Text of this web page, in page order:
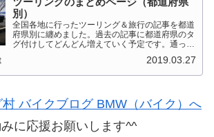
ツーリングのまとめページ（都道府県
別）
全国各地に行ったツーリング＆旅行の記事を都道
府県別に纏めました。過去の記事に都道府県のタ
グ付けしてどんどん増えていく予定です。通った
した。 分類ってなかなか難しいですね、能登半
島とか北陸とか、石川...
2019.03.27
みに応援お願いします^^